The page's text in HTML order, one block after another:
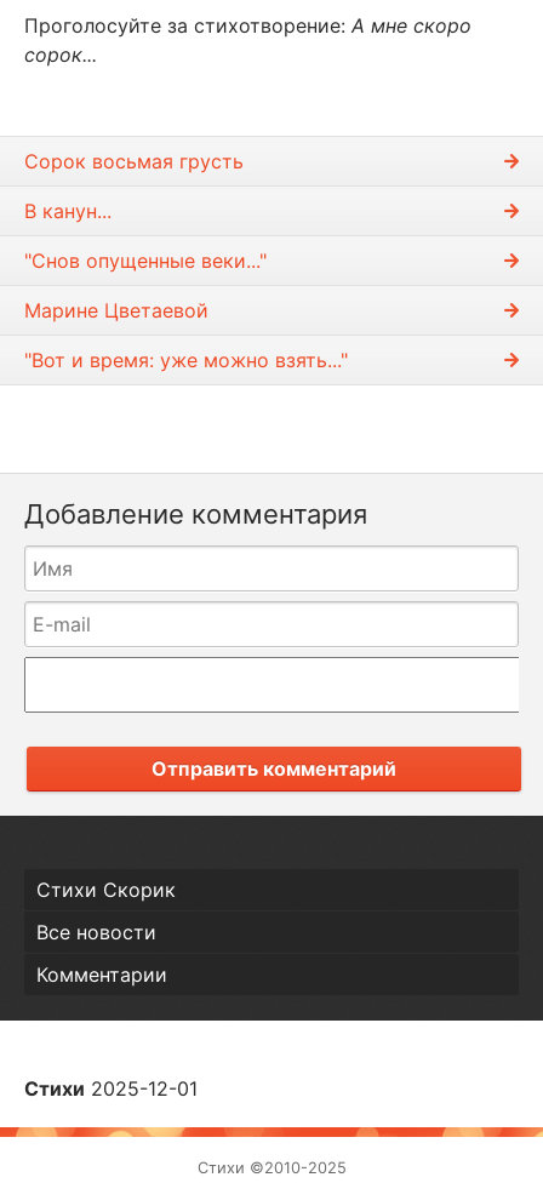
Проголосуйте за стихотворение: А мне скоро
сорок...
Сорок восьмая грусть
В канун...
"Снов опущенные веки..."
Марине Цветаевой
"Вот и время: уже можно взять..."
Добавление комментария
Отправить комментарий
Стихи Скорик
Все новости
Комментарии
Стихи 2025-12-01
Стихи ©2010-2025